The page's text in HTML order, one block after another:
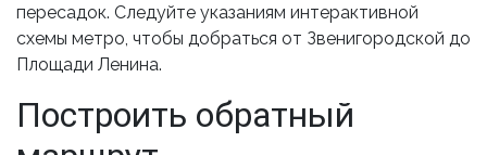
пересадок. Следуйте указаниям интерактивной
схемы метро, чтобы добраться от Звенигородской до
Площади Ленина.
Построить обратный